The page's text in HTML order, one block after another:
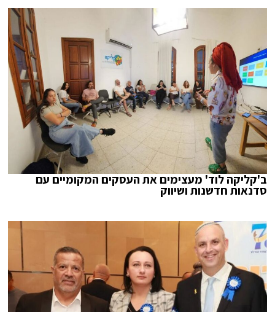
ב'קליקה לוד' מעצימים את העסקים המקומיים עם
סדנאות חדשנות ושיווק